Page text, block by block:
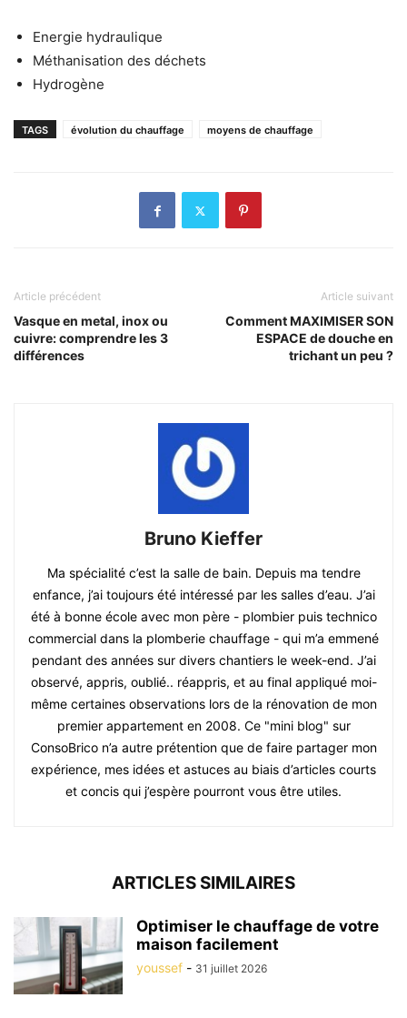
Energie hydraulique
Méthanisation des déchets
Hydrogène
TAGS évolution du chauffage moyens de chauffage
Article précédent
Vasque en metal, inox ou
cuivre: comprendre les 3
différences
Article suivant
Comment MAXIMISER SON
ESPACE de douche en
trichant un peu ?
Bruno Kieffer
Ma spécialité c’est la salle de bain. Depuis ma tendre
enfance, j’ai toujours été intéressé par les salles d’eau. J’ai
été à bonne école avec mon père - plombier puis technico
commercial dans la plomberie chauffage - qui m’a emmené
pendant des années sur divers chantiers le week-end. J’ai
observé, appris, oublié.. réappris, et au final appliqué moi-
même certaines observations lors de la rénovation de mon
premier appartement en 2008. Ce "mini blog" sur
ConsoBrico n’a autre prétention que de faire partager mon
expérience, mes idées et astuces au biais d’articles courts
et concis qui j’espère pourront vous être utiles.
ARTICLES SIMILAIRES
Optimiser le chauffage de votre
maison facilement
youssef - 31 juillet 2026